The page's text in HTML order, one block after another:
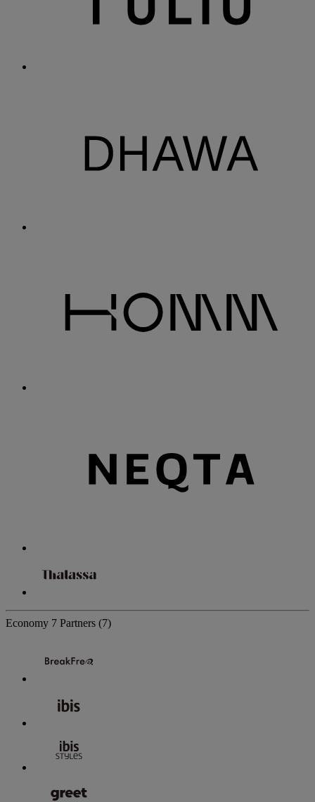
Economy 7 Partners (7)